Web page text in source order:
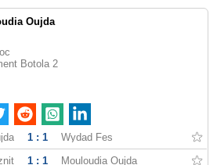
Oujda
Botola 2
1 : 1 Wydad Fes
1 : 1 Mouloudia Oujda